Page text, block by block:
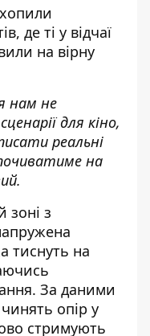
де ті у відчаї
на вірну
нам не
для кіно,
реальні
на
зоні з
тиснуть на
За даними
опір у
стримують